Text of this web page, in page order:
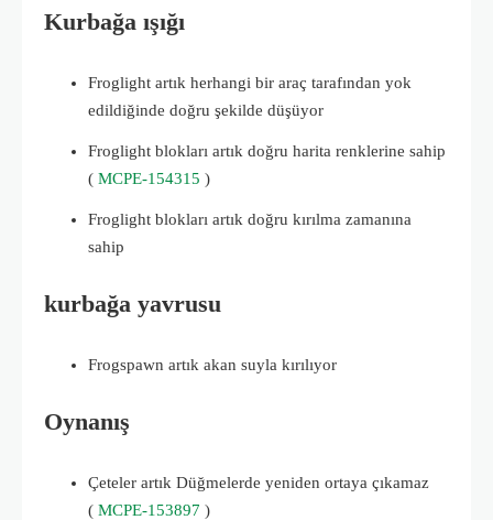
Kurbağa ışığı
Froglight artık herhangi bir araç tarafından yok
edildiğinde doğru şekilde düşüyor
Froglight blokları artık doğru harita renklerine sahip
( MCPE-154315 )
Froglight blokları artık doğru kırılma zamanına
sahip
kurbağa yavrusu
Frogspawn artık akan suyla kırılıyor
Oynanış
Çeteler artık Düğmelerde yeniden ortaya çıkamaz
( MCPE-153897 )